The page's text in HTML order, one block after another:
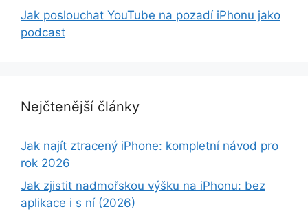
Jak poslouchat YouTube na pozadí iPhonu jako
podcast
Nejčtenější články
Jak najít ztracený iPhone: kompletní návod pro
rok 2026
Jak zjistit nadmořskou výšku na iPhonu: bez
aplikace i s ní (2026)